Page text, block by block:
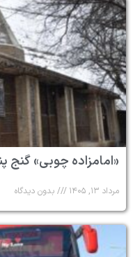
«امامزاده چوبی» گنج
مرداد ۱۳, ۱۴۰۵ بدون دیدگاه